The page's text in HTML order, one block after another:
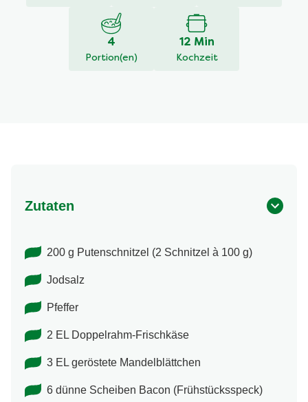
4
Portion(en)
12 Min
Kochzeit
Zutaten
200 g Putenschnitzel (2 Schnitzel à 100 g)
Jodsalz
Pfeffer
2 EL Doppelrahm-Frischkäse
3 EL geröstete Mandelblättchen
6 dünne Scheiben Bacon (Frühstücksspeck)